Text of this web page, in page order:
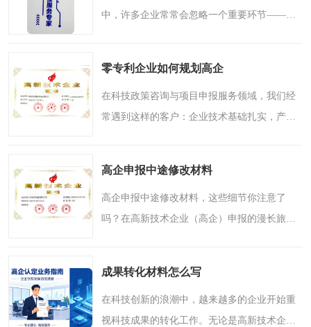
中，许多企业常常会忽略一个重要环节——纸
响到企业能否成功获得..
零专利企业如何规划高企
在科技政策咨询与项目申报服务领域，我们经
常遇到这样的客户：企业技术基础扎实，产品
企业认定时，往往会陷..
高企申报中途修改材料
高企申报中途修改材料，这些细节你注意了
吗？在高新技术企业（高企）申报的漫长旅程
中途，却突然发现需要..
成果转化材料怎么写
在科技创新的浪潮中，越来越多的企业开始重
视科技成果的转化工作。无论是高新技术企业